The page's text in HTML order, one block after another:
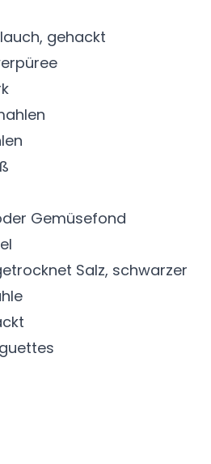
gehackt
Gemüsefond
Salz, schwarzer